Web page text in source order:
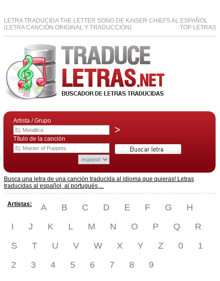
LETRA TRADUCIDA THE LETTER SONG DE KAISER CHIEFS AL ESPAÑOL
(LETRA CANCIÓN ORIGINAL Y TRADUCCIÓN)
TOP LETRAS
Artista / Grupo
>
Título de la canción
Busca una letra de una canción traducida al idioma que quieras! Letras
traducidas al español, al portugués,...
Artistas: A B C D E F G
H
I
J K L M N O P Q
R
S
T U V W X Y Z 0
1
2
3 4 5 6 7 8 9